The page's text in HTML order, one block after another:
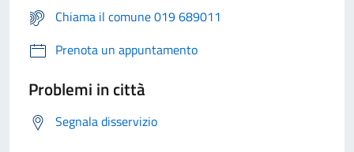
Chiama il comune 019 689011
Prenota un appuntamento
Problemi in città
Segnala disservizio